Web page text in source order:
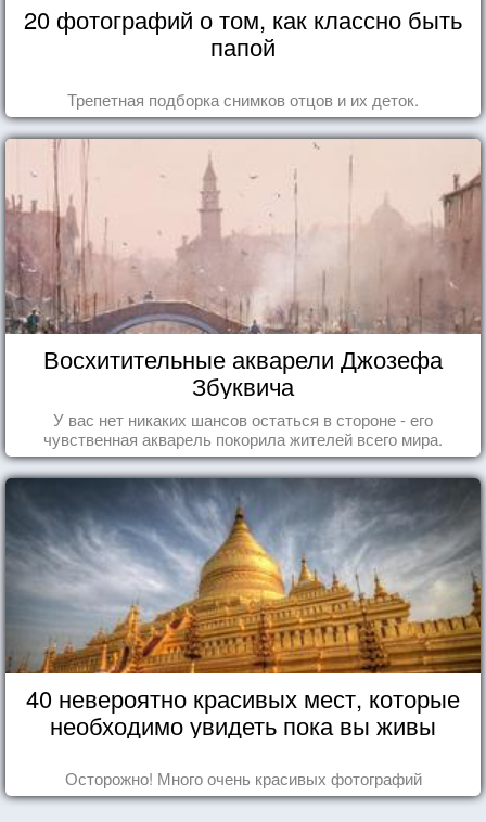
20 фотографий о том, как классно быть
папой
Трепетная подборка снимков отцов и их деток.
Восхитительные акварели Джозефа
Збуквича
У вас нет никаких шансов остаться в стороне - его
чувственная акварель покорила жителей всего мира.
40 невероятно красивых мест, которые
необходимо увидеть пока вы живы
Осторожно! Много очень красивых фотографий